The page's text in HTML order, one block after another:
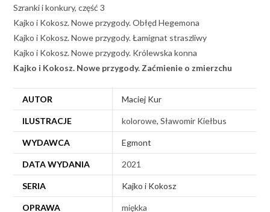
Szranki i konkury, część 3
Kajko i Kokosz. Nowe przygody. Obłęd Hegemona
Kajko i Kokosz. Nowe przygody. Łamignat straszliwy
Kajko i Kokosz. Nowe przygody. Królewska konna
Kajko i Kokosz. Nowe przygody. Zaćmienie o zmierzchu
AUTOR Maciej Kur
ILUSTRACJE kolorowe, Sławomir Kiełbus
WYDAWCA Egmont
DATA WYDANIA 2021
SERIA Kajko i Kokosz
OPRAWA miękka